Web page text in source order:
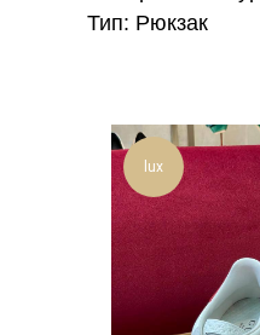
Тип: Рюкзак
lux